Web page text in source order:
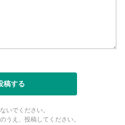
稿する
いでください。
うえ、投稿してください。